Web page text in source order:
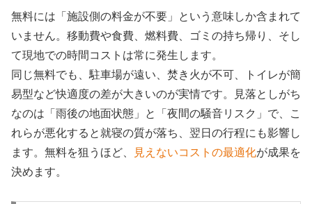
無料には「施設側の料金が不要」という意味しか含まれて
いません。移動費や食費、燃料費、ゴミの持ち帰り、そし
て現地での時間コストは常に発生します。
同じ無料でも、駐車場が遠い、焚き火が不可、トイレが簡
易型など快適度の差が大きいのが実情です。見落としがち
なのは「雨後の地面状態」と「夜間の騒音リスク」で、こ
れらが悪化すると就寝の質が落ち、翌日の行程にも影響し
ます。無料を狙うほど、
見えないコストの最適化が成果を
決めます。